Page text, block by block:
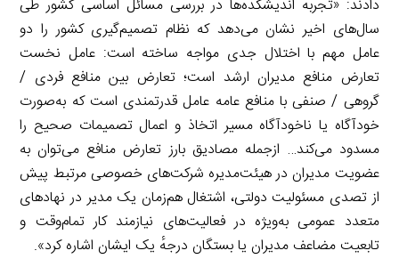
دادند: «تجربه اندیشکده‌ها در بررسی مسائل اساسی کشور طی
سال‌های اخیر نشان می‌دهد که نظام تصمیم‌گیری کشور را دو
عامل مهم با اختلال جدی مواجه ساخته است: عامل نخست
تعارض منافع مدیران ارشد است؛ تعارض بین منافع فردی /
گروهی / صنفی با منافع عامه عامل قدرتمندی است که به‌صورت
خودآگاه یا ناخودآگاه مسیر اتخاذ و اعمال تصمیمات صحیح را
مسدود می‌کند… ازجمله مصادیق بارز تعارض منافع می‌توان به
عضویت مدیران در هیئت‌مدیره شرکت‌های خصوصی مرتبط پیش
از تصدی مسئولیت دولتی، اشتغال هم‌زمان یک مدیر در نهادهای
متعدد عمومی به‌ویژه در فعالیت‌های نیازمند کار تمام‌وقت و
تابعیت مضاعف مدیران یا بستگان درجهٔ یک ایشان اشاره کرد».